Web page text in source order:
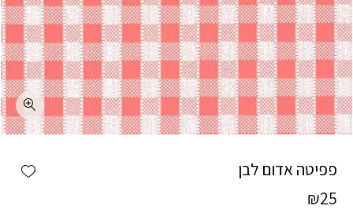
פפיטה אדום לבן
₪25